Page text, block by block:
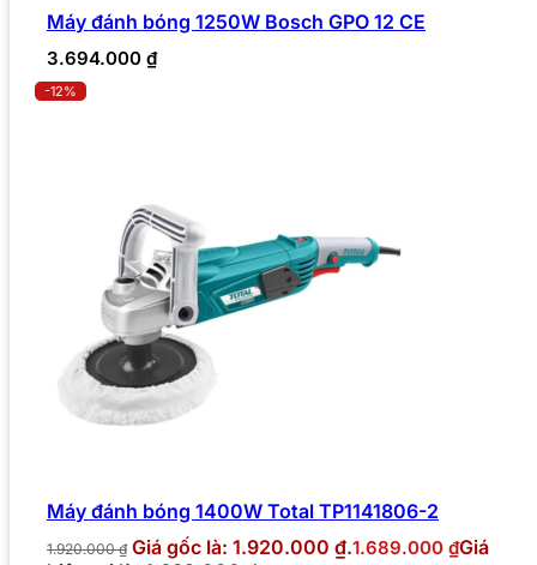
Máy đánh bóng 1250W Bosch GPO 12 CE
3.694.000 ₫
-12%
Máy đánh bóng 1400W Total TP1141806-2
1.920.000₫ Giá gốc là: 1.920.000 ₫.1.689.000 ₫Giá